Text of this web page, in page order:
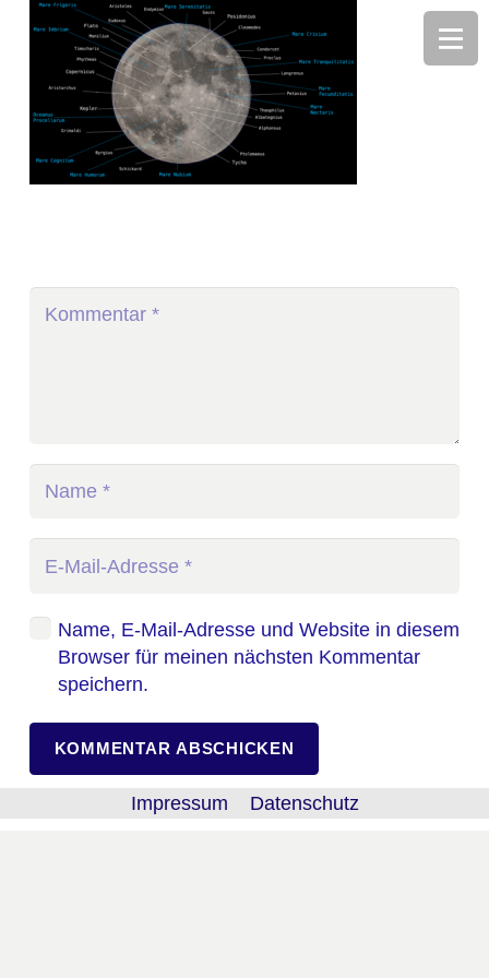
Name, E-Mail-Adresse und Website in diesem
Browser für meinen nächsten Kommentar
speichern.
KOMMENTAR ABSCHICKEN
Impressum Datenschutz